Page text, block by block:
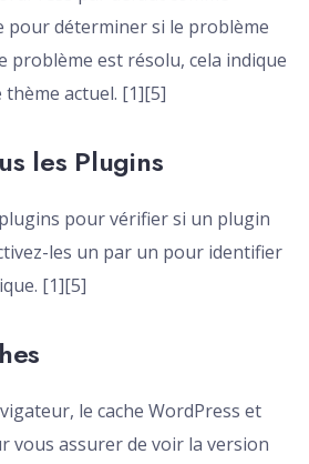
pour déterminer si le problème
problème est résolu, cela indique
thème actuel. [1][5]
les Plugins
pour vérifier si un plugin
les un par un pour identifier
[1][5]
le cache WordPress et
vous assurer de voir la version